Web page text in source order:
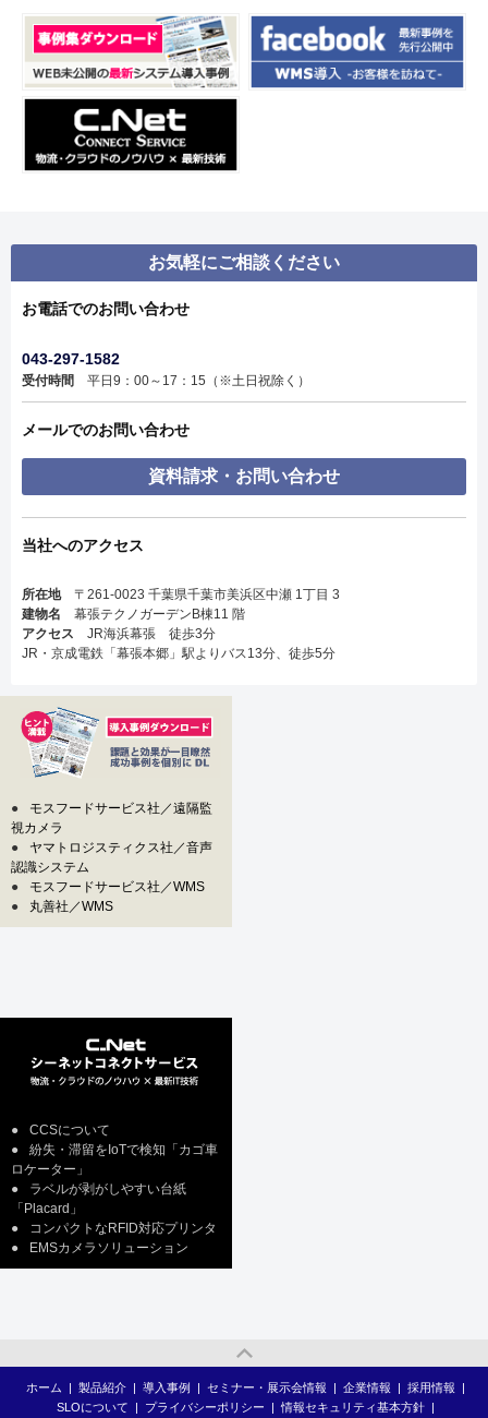
お気軽にご相談ください
お電話でのお問い合わせ
043-297-1582
受付時間 平日9：00～17：15（※土日祝除く）
メールでのお問い合わせ
資料請求・お問い合わせ
当社へのアクセス
所在地〒261-0023 千葉県千葉市美浜区中瀬 1丁目 3
建物名 幕張テクノガーデンB棟11 階
アクセス JR海浜幕張 徒歩3分
JR・京成電鉄「幕張本郷」駅よりバス13分、徒歩5分
●
モスフードサービス社／遠隔監
視カメラ
●
ヤマトロジスティクス社／音声
認識システム
●
モスフードサービス社／WMS
●
丸善社／WMS
●
CCSについて
●
紛失・滞留をIoTで検知「カゴ車
ロケーター」
●
ラベルが剥がしやすい台紙
「Placard」
●
コンパクトなRFID対応プリンタ
●
EMSカメラソリューション
ホーム | 製品紹介 | 導入事例 | セミナー・展示会情報 | 企業情報 | 採用情報
|
SLOについて
| プライバシーポリシー | 情報セキュリティ基本方針 |